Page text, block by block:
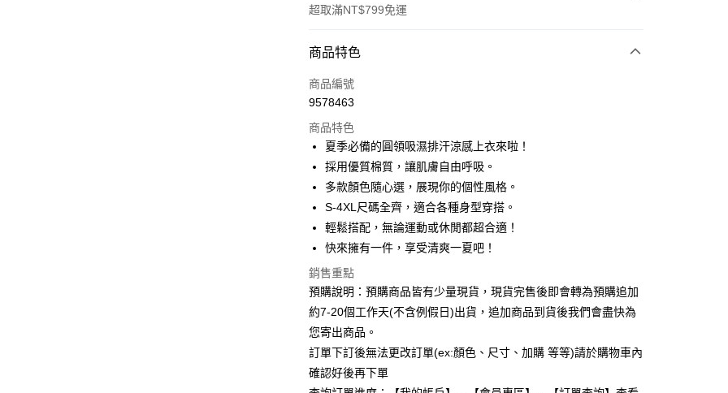
超取滿NT$799免運
付款方式
信用卡一次付款
LINE Pay
Apple Pay
街口支付
悠遊付
全支付
AFTEE先享後付
相關說明
【關於「AFTEE先享後付」】
AFTEE先享後付是「在收到商品之後才付款」的支付方式。 讓您購物簡單
便利好安心！
ATM付款
商品特色
商品編號
9578463
商品特色
夏季必備的圓領吸濕排汗涼感上衣來啦！
採用優質棉質，讓肌膚自由呼吸。
多款顏色隨心選，展現你的個性風格。
S-4XL尺碼全齊，適合各種身型穿搭。
輕鬆搭配，無論運動或休閒都超合適！
快來擁有一件，享受清爽一夏吧！
銷售重點
預購說明：預購商品皆有少量現貨，現貨完售後即會轉為預購追加
約7-20個工作天(不含例假日)出貨，追加商品到貨後我們會盡快為
您寄出商品。
訂單下訂後無法更改訂單(ex:顏色、尺寸、加購 等等)請於購物車內
確認好後再下單